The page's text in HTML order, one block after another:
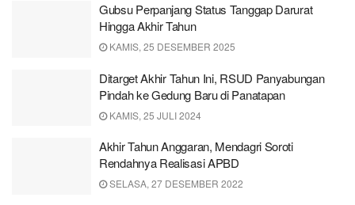
Gubsu Perpanjang Status Tanggap Darurat
Hingga Akhir Tahun
KAMIS, 25 DESEMBER 2025
Ditarget Akhir Tahun Ini, RSUD Panyabungan
Pindah ke Gedung Baru di Panatapan
KAMIS, 25 JULI 2024
Akhir Tahun Anggaran, Mendagri Soroti
Rendahnya Realisasi APBD
SELASA, 27 DESEMBER 2022